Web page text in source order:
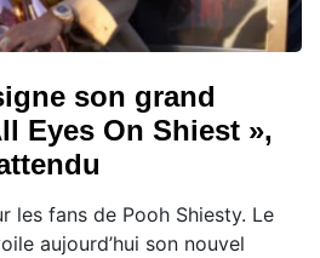
son grand
Eyes On Shiest »,
les fans de Pooh Shiesty. Le
aujourd’hui son nouvel